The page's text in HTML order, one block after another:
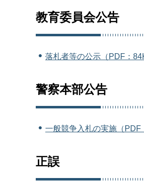
教育委員会公告
落札者等の公示（PDF：
警察本部公告
一般競争入札の実施（PDF
正誤